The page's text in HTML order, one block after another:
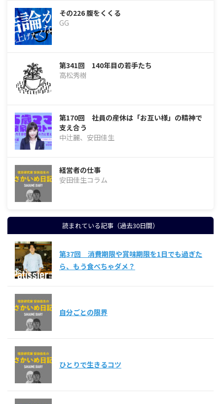
その226 腹をくくる
GG
第341回 140年目の若手たち
高松秀樹
第170回 社員の産休は「お互い様」の精神で
支え合う
中辻麗、安田佳生
経営者の仕事
安田佳生コラム
読まれている記事（過去30日間）
第37回 消費期限や賞味期限を1日でも過ぎた
ら、もう食べちゃダメ？
自分ごとの限界
ひとりで生きるコツ